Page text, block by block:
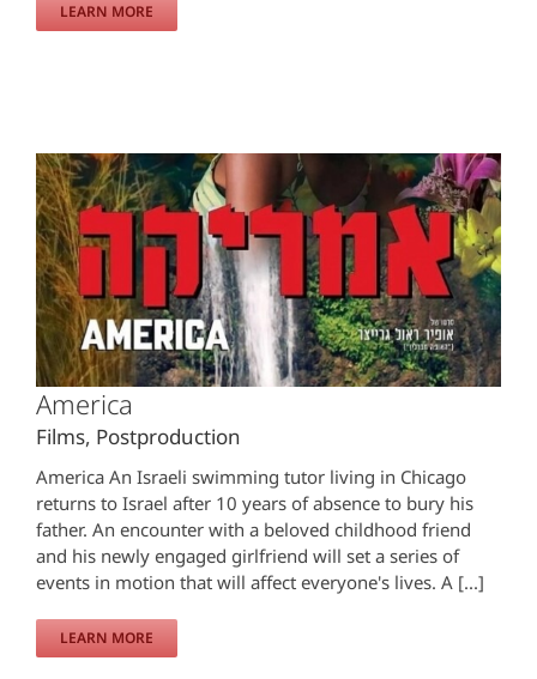
LEARN MORE
America
Films, Postproduction
America An Israeli swimming tutor living in Chicago
returns to Israel after 10 years of absence to bury his
father. An encounter with a beloved childhood friend
and his newly engaged girlfriend will set a series of
events in motion that will affect everyone's lives. A [...]
LEARN MORE